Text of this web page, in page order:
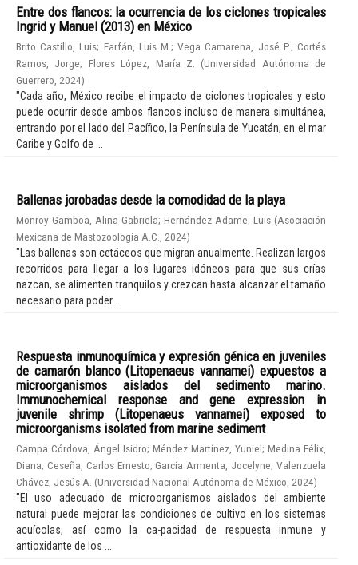
Entre dos flancos: la ocurrencia de los ciclones tropicales
Ingrid y Manuel (2013) en México
Brito Castillo, Luis; Farfán, Luis M.;Vega Camarena, José P.;Cortés
Ramos, Jorge; Flores López, María Z. (Universidad Autónoma de
Guerrero 2024)
"Cada año, México recibe el impacto de ciclones tropicales y esto
puede ocurrir desde ambos flancos incluso de manera simultánea,
entrando por el lado del Pacífico, la Península de Yucatán, en el mar
Caribe y Golfo de ...
Ballenas jorobadas desde la comodidad de la playa
Monroy Gamboa, Alina Gabriela; Hernández Adame, Luis (Asociación
Mexicana de Mastozoología A.C.
2024)
"Las ballenas son cetáceos que migran anualmente. Realizan largos
recorridos para llegar a los lugares idóneos para que sus crías
nazcan, se alimenten tranquilos y crezcan hasta alcanzar el tamaño
necesario para poder ...
Respuesta inmunoquímica y expresión génica en juveniles
de camarón blanco (Litopenaeus vannamei) expuestos a
microorganismos aislados del sedimento marino.
Immunochemical response and gene expression in
juvenile shrimp (Litopenaeus vannamei) exposed to
microorganisms isolated from marine sediment
Campa Córdova, Ángel Isidro; Méndez Martínez, Yuniel; Medina Félix,
Diana; Ceseña, Carlos Ernesto;García Armenta, Jocelyne;Valenzuela
Chávez, Jesús A. (Universidad Nacional Autónoma de México 2024)
"El uso adecuado de microorganismos aislados del ambiente
natural puede mejorar las condiciones de cultivo en los sistemas
acuícolas, así como la ca-pacidad de respuesta inmune y
antioxidante de los ...